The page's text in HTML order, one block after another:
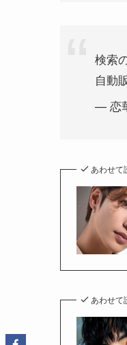
検索
自動
— 恋
あわせて
あわせて